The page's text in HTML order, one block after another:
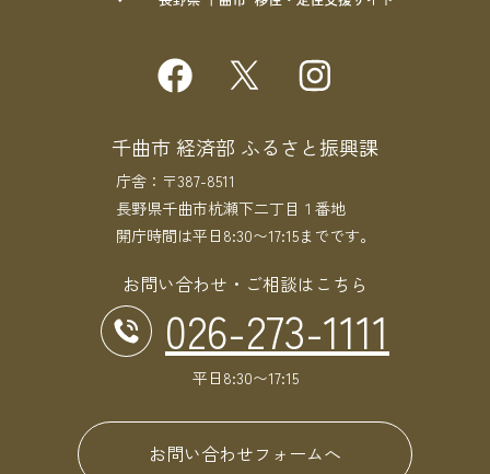
千曲市 経済部 ふるさと振興課
庁舎：〒387-8511
長野県千曲市杭瀬下二丁目１番地
開庁時間は平日8:30〜17:15までです。
お問い合わせ・ご相談はこちら
026-273-1111
平日8:30〜17:15
お問い合わせフォームへ